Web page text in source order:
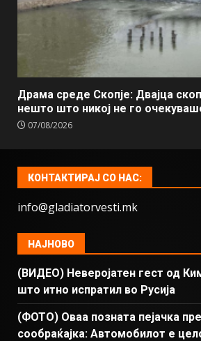
Драма среде Скопје: Двајца
нешто што никој не го
07/08/2026
КОНТАКТИРАЈ СО НАС:
info@gladiatorvesti.mk
НАЈНОВО
(ВИДЕО) Неверојатен гест од
што итно испратил во Русија
(ФОТО) Оваа позната пејачка
сообраќајка: Автомобилот е